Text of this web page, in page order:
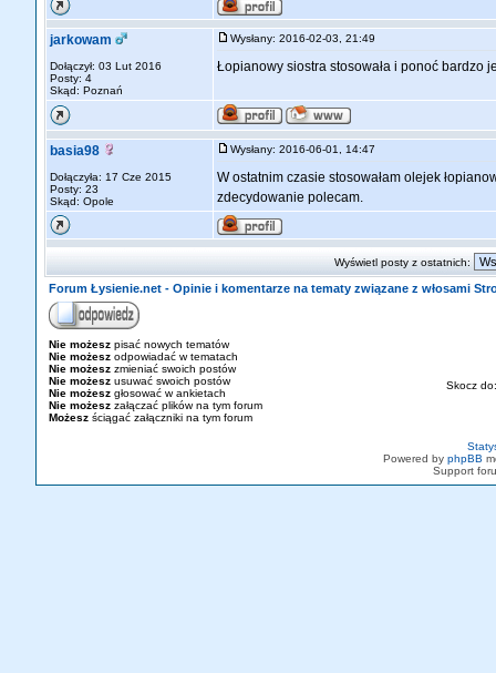
jarkowam
Dołączył: 03 Lut 2016
Posty: 4
Skąd: Poznań
Wysłany: 2016-02-03, 21:49
Łopianowy siostra stosowała i ponoć bardzo
basia98
Dołączyła: 17 Cze 2015
Posty: 23
Skąd: Opole
Wysłany: 2016-06-01, 14:47
W ostatnim czasie stosowałam olejek
zdecydowanie polecam.
Wyświetl posty z ostatnich:
Forum Łysienie.net - Opinie i komentarze na tematy związane z włosami
Nie możesz pisać nowych tematów
Nie możesz odpowiadać w tematach
Nie możesz zmieniać swoich postów
Nie możesz usuwać swoich postów
Nie możesz głosować w ankietach
Nie możesz załączać plików na tym forum
Możesz ściągać załączniki na tym forum
Skocz
Powered by phpBB
Support